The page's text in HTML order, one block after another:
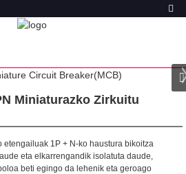
Miniaturazko Zirkuitu
1P + N-ko haustura bikoitza
eta elkarrengandik isolatuta daude,
beti egingo da lehenik eta geroago